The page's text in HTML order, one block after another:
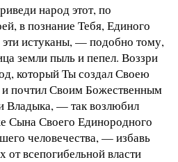
народ этот, по
в познание Тебя, Единого
эти истуканы, — подобно тому,
земли пыль и пепел. Воззри
который Ты создал Своею
почтил Своим Божественным
Владыка, — так возлюбил
Сына Своего Единородного
человечества, — избавь
всепогибельной власти